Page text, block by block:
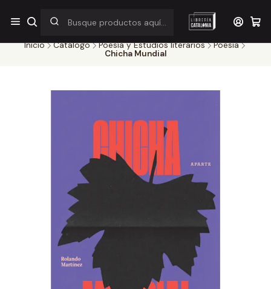
¡Por pocos días! Despacho a $1.000 en RM por compras sobre
$38.000
Inicio Catálogo Poesía y Estudios literarios
Poesia
Chicha Mundial